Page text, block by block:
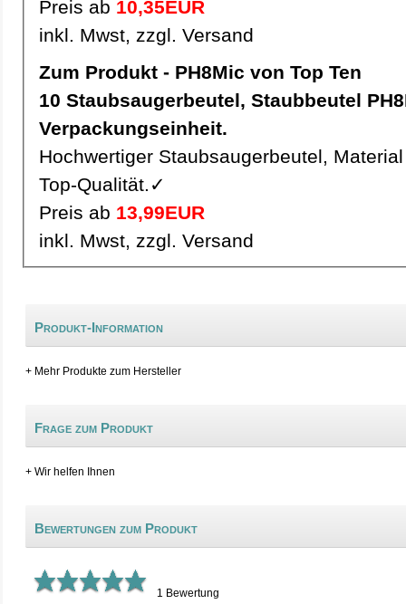
Preis ab 10,35EUR
inkl. Mwst, zzgl. Versand
Zum Produkt - PH8Mic von Top Ten
10 Staubsaugerbeutel, Staubbeutel PH8Mic pro
Verpackungseinheit.
Hochwertiger Staubsaugerbeutel,
Top-Qualität.✓
Preis ab 13,99EUR
inkl. Mwst, zzgl. Versand
Produkt-Information
+ Mehr Produkte zum Hersteller
Frage zum Produkt
+ Wir helfen Ihnen
Bewertungen zum Produkt
1 Bewertung